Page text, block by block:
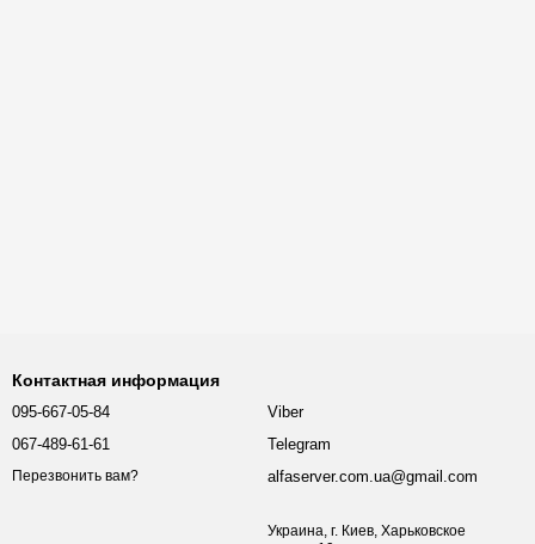
Контактная информация
095-667-05-84
067-489-61-61
Перезвонить вам?
Viber
Telegram
alfaserver.com.ua@gmail.com
Украина, г. Киев, Харьковское